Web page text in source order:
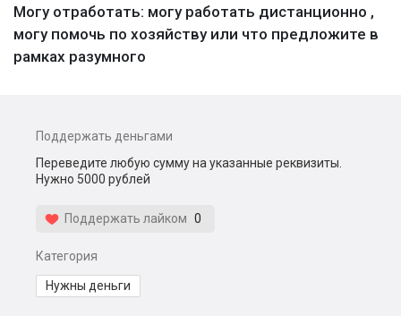
Могу отработать: могу работать дистанционно ,
могу помочь по хозяйству или что предложите в
рамках разумного
Поддержать деньгами
Переведите любую сумму на указанные реквизиты.
Нужно 5000 рублей
Поддержать лайком 0
Категория
Нужны деньги